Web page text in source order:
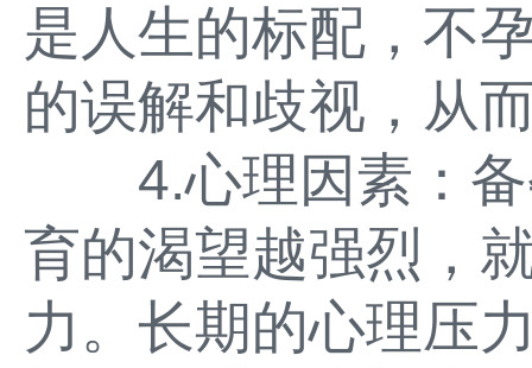
是人生的标配，不
的误解和歧视，从
4.心理因素：备
育的渴望越强烈，
力。长期的心理压